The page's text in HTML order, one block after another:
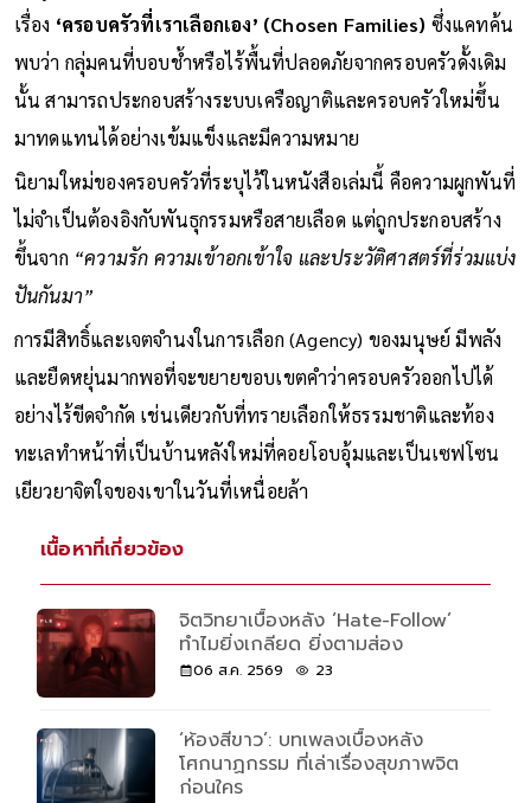
เรื่อง ‘ครอบครัวที่เราเลือกเอง’ (Chosen Families) ซึ่งแคทค้น
พบว่า กลุ่มคนที่บอบช้ำหรือไร้พื้นที่ปลอดภัยจากครอบครัวดั้งเดิม
นั้น สามารถประกอบสร้างระบบเครือญาติและครอบครัวใหม่ขึ้น
มาทดแทนได้อย่างเข้มแข็งและมีความหมาย
นิยามใหม่ของครอบครัวที่ระบุไว้ในหนังสือเล่มนี้ คือความผูกพันที่
ไม่จำเป็นต้องอิงกับพันธุกรรมหรือสายเลือด แต่ถูกประกอบสร้าง
ขึ้นจาก “ความรัก ความเข้าอกเข้าใจ และประวัติศาสตร์ที่ร่วมแบ่ง
ปันกันมา”
การมีสิทธิ์และเจตจำนงในการเลือก (Agency) ของมนุษย์ มีพลัง
และยืดหยุ่นมากพอที่จะขยายขอบเขตคำว่าครอบครัวออกไปได้
อย่างไร้ขีดจำกัด เช่นเดียวกับที่ทรายเลือกให้ธรรมชาติและท้อง
ทะเลทำหน้าที่เป็นบ้านหลังใหม่ที่คอยโอบอุ้มและเป็นเซฟโซน
เยียวยาจิตใจของเขาในวันที่เหนื่อยล้า
เนื้อหาที่เกี่ยวข้อง
จิตวิทยาเบื้องหลัง ‘Hate-Follow’
ทำไมยิ่งเกลียด ยิ่งตามส่อง
06 ส.ค. 2569 23
‘ห้องสีขาว’: บทเพลงเบื้องหลัง
โศกนาฏกรรม ที่เล่าเรื่องสุขภาพจิต
ก่อนใคร